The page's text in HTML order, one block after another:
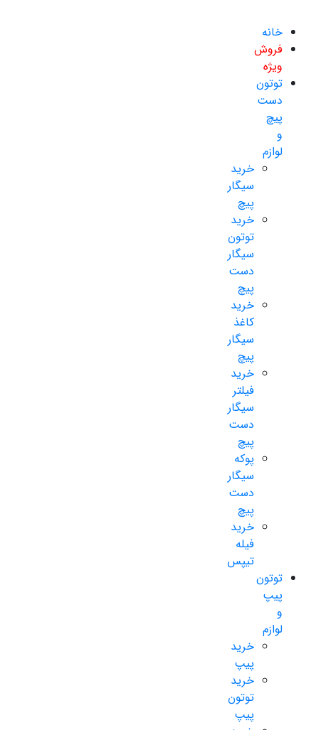
خانه
فروش
ویژه
توتون
دست
پیچ
و
لوازم
خرید
سیگار
پیچ
خرید
توتون
سیگار
دست
پیچ
خرید
کاغذ
سیگار
پیچ
خرید
فیلتر
سیگار
دست
پیچ
پوکه
سیگار
دست
پیچ
خرید
فیله
تیپس
توتون
پیپ
و
لوازم
خرید
پیپ
خرید
توتون
پیپ